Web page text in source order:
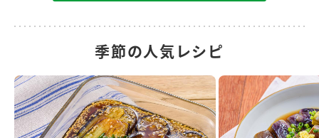
季節の人気レシピ